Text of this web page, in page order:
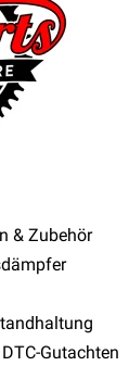
& Zubehör
Gutachten